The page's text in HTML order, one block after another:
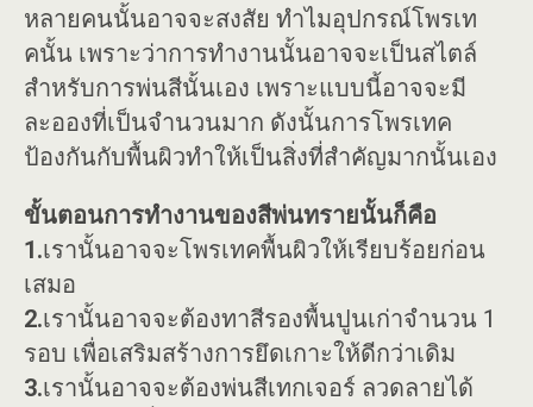
หลายคนนั้นอาจจะสงสัย ทำไมอุปกรณ์โพรเท
คนั้น เพราะว่าการทำงานนั้นอาจจะเป็นสไตล์
สำหรับการพ่นสีนั้นเอง เพราะแบบนี้อาจจะมี
ละอองที่เป็นจำนวนมาก ดังนั้นการโพรเทค
ป้องกันกับพื้นผิวทำให้เป็นสิ่งที่สำคัญมากนั้นเอง
ขั้นตอนการทำงานของสีพ่นทรายนั้นก็คือ
1.เรานั้นอาจจะโพรเทคพื้นผิวให้เรียบร้อยก่อน
เสมอ
2.เรานั้นอาจจะต้องทาสีรองพื้นปูนเก่าจำนวน 1
รอบ เพื่อเสริมสร้างการยึดเกาะให้ดีกว่าเดิม
3.เรานั้นอาจจะต้องพ่นสีเทกเจอร์ ลวดลายได้